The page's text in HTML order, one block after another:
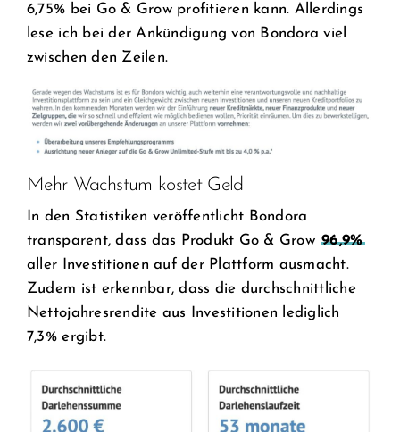
6,75% bei Go & Grow profitieren kann. Allerdings
lese ich bei der Ankündigung von Bondora viel
zwischen den Zeilen.
Mehr Wachstum kostet Geld
In den Statistiken veröffentlicht Bondora
transparent, dass das Produkt Go & Grow 96,9%
aller Investitionen auf der Plattform ausmacht.
Zudem ist erkennbar, dass die durchschnittliche
Nettojahresrendite aus Investitionen lediglich
7,3% ergibt.